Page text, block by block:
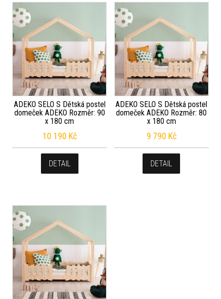
ADEKO SELO S Dětská postel
domeček ADEKO Rozměr: 90
x 180 cm
10 190 Kč
DETAIL
ADEKO SELO S Dětská postel
domeček ADEKO Rozměr: 80
x 180 cm
9 790 Kč
DETAIL